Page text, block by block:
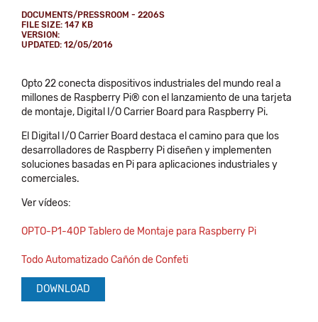
DOCUMENTS/PRESSROOM - 2206S
FILE SIZE: 147 KB
VERSION:
UPDATED: 12/05/2016
Opto 22 conecta dispositivos industriales del mundo real a
millones de Raspberry Pi® con el lanzamiento de una tarjeta
de montaje, Digital I/O Carrier Board para Raspberry Pi.
El Digital I/O Carrier Board destaca el camino para que los
desarrolladores de Raspberry Pi diseñen y implementen
soluciones basadas en Pi para aplicaciones industriales y
comerciales.
Ver vídeos:
OPTO-P1-40P Tablero de Montaje para Raspberry Pi
Todo Automatizado Cañón de Confeti
DOWNLOAD